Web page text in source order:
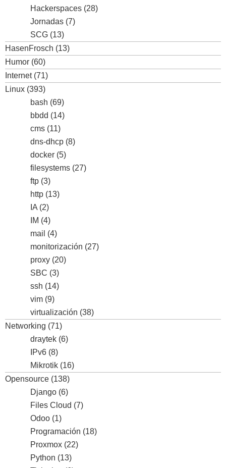
Hackerspaces (28)
Jornadas (7)
SCG (13)
HasenFrosch (13)
Humor (60)
Internet(71)
Linux (393)
bash (69)
bbdd (14)
cms (11)
dns-dhcp (8)
docker (5)
filesystems (27)
ftp (3)
http (13)
IA (2)
IM (4)
mail (4)
monitorización (27)
proxy (20)
SBC (3)
ssh (14)
vim (9)
virtualización (38)
Networking (71)
draytek (6)
IPv6 (8)
Mikrotik (16)
Opensource (138)
Django (6)
Files Cloud (7)
Odoo (1)
Programación (18)
Proxmox (22)
Python (13)